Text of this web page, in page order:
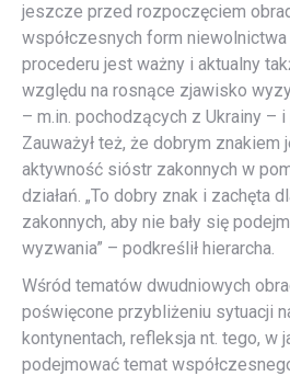
jeszcze przed rozpoczęciem
współczesnych form
procederu jest ważny i aktualny
względu na rosnące zjawisko
– m.in. pochodzących z Ukrainy –
Zauważył też, że dobrym
aktywność sióstr zakonnych w
działań. „To dobry znak i zachęta
zakonnych, aby nie bały się
wyzwania” – podkreślił hierarcha.
Wśród tematów dwudniowych
poświęcone przybliżeniu sytuacji
kontynentach, refleksja nt. tego, w
podejmować temat